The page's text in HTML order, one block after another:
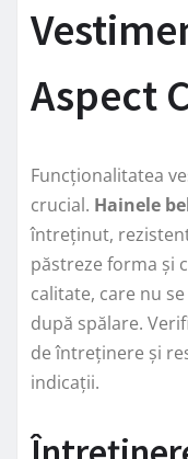
Aspect
Funcționalitatea
crucial. Hainele
întreținut,
păstreze forma și
calitate, care nu
după spălare.
de întreținere și
indicații.